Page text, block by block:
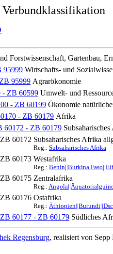
Verbundklassifikation
Forstwissenschaft, Gartenbau,
95999 Wirtschafts- und
95999 Agrarökonomie
- ZB 60599 Umwelt- und
- ZB 60199 Ökonomie
- ZB 60179 Afrika
60172 - ZB 60179
ZB 60172 Subsaharisches Afrika
Reg.: Subsaharisches Afrika
ZB 60173 Westafrika
Reg.: Benin||Burkina
ZB 60175 Zentralafrika
Reg.:
ZB 60176 Ostafrika
Reg.:
ZB 60177 - ZB 60179 Südliches
Regensburg, realisiert von